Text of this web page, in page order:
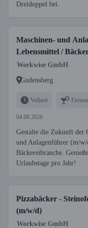
Dreidoppel bei.
Maschinen- und
Lebensmittel /
Workwise GmbH
Gudensberg
Vollzeit
04.08.2026
Gestalte die Zukunft der
und Anlagenführer (m/
Bäckereibranche.
Urlaubstage pro Jahr!
Pizzabäcker -
(m/w/d)
Workwise GmbH